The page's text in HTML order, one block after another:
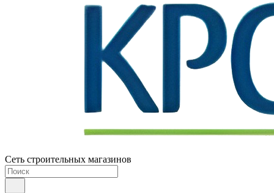
Сеть строительных магазинов